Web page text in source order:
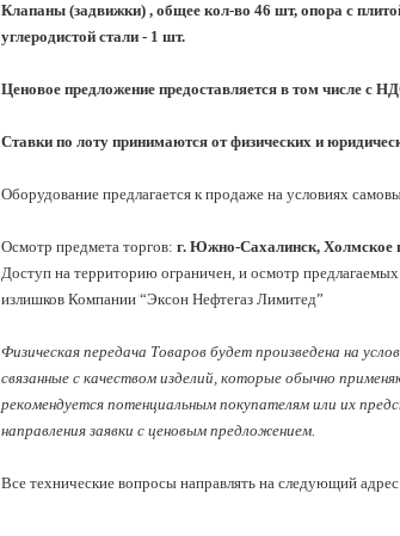
Клапаны (задвижки) , общее кол-во 46 шт, опора с
углеродистой стали - 1 шт.
Ценовое предложение предоставляется в том числе с
Ставки по лоту принимаются от физических и
Оборудование предлагается к продаже на условиях
Осмотр предмета торгов: г. Южно-Сахалинск, Холмское
Доступ на территорию ограничен, и осмотр
излишков Компании “Эксон Нефтегаз Лимитед”
Физическая передача Товаров будет произведена на
связанные с качеством изделий, которые обычно
рекомендуется потенциальным покупателям или их
направления заявки с ценовым предложением.
Все технические вопросы направлять на следующий